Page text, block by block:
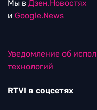
Мы в Дзен.Новостях
и Google.News
Уведомление об
технологий
RTVI в соцсетях